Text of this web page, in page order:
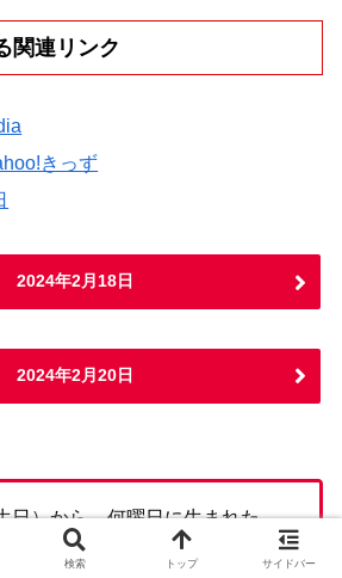
関連リンク
きっず
2024年2月18日
2024年2月20日
日）から、何曜日に生まれた
支（節月・暦月）・六曜・五
検索 トップ サイドバー